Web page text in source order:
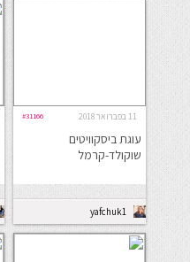
11 בפברואר 2018 #31166
עוגת ביסקוויטים
שוקולד-קרמל
yafchuk1